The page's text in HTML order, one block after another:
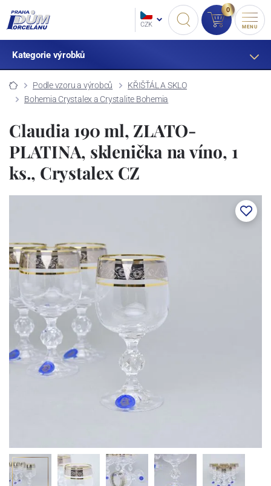
CZK
0
MENU
Kategorie výrobků
Podle vzoru a výrobců
KŘIŠŤÁL A SKLO
Bohemia Crystalex a Crystalite Bohemia
Claudia 190 ml, ZLATO-
PLATINA, sklenička na víno, 1
ks., Crystalex CZ